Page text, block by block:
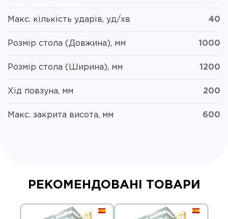
Макс. кількість ударів, уд/хв 40
Розмір стола (Довжина), мм 1000
Розмір стола (Ширина), мм 1200
Хід повзуна, мм 200
Макс. закрита висота, мм 600
РЕКОМЕНДОВАНІ ТОВАРИ